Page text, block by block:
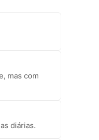
mas com
diárias.